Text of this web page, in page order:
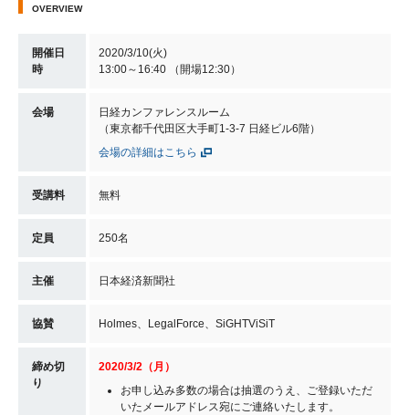
OVERVIEW
開催日
時
2020/3/10(火)
13:00～16:40 （開場12:30）
会場
日経カンファレンスルーム
（東京都千代田区大手町1-3-7 日経ビル6階）
会場の詳細はこちら
受講料 無料
定員 250名
主催 日本経済新聞社
協賛 Holmes、LegalForce、SiGHTViSiT
締め切
り
2020/3/2（月）
お申し込み多数の場合は抽選のうえ、ご登録いただ
いたメールアドレス宛にご連絡いたします。